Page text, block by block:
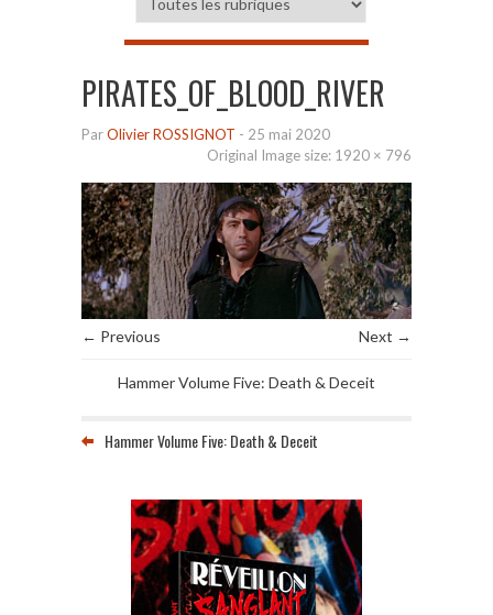
PIRATES_OF_BLOOD_RIVER
ParOlivier ROSSIGNOT - 25 mai 2020
Original Image size: 1920 × 796
← Previous Next →
Hammer Volume Five: Death & Deceit
Hammer Volume Five: Death & Deceit